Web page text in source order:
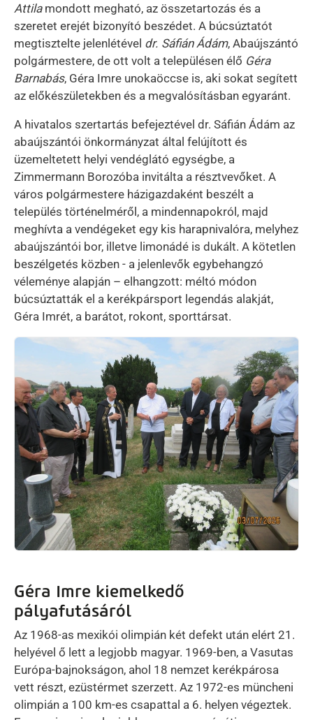
Attilamondott megható, az összetartozás és a
szeretet erejét bizonyító beszédet. A búcsúztatót
megtisztelte jelenlétével dr. Sáfián Ádám, Abaújszántó
polgármestere, de ott volt a településen élő Géra
Barnabás, Géra Imre unokaöccse is, aki sokat segített
az előkészületekben és a megvalósításban egyaránt.
A hivatalos szertartás befejeztével dr. Sáfián Ádám az
abaújszántói önkormányzat által felújított és
üzemeltetett helyi vendéglátó egységbe, a
Zimmermann Borozóba invitálta a résztvevőket. A
város polgármestere házigazdaként beszélt a
település történelméről, a mindennapokról, majd
meghívta a vendégeket egy kis harapnivalóra, melyhez
abaújszántói bor, illetve limonádé is dukált. A kötetlen
beszélgetés közben - a jelenlevők egybehangzó
véleménye alapján – elhangzott: méltó módon
búcsúztatták el a kerékpársport legendás alakját,
Géra Imrét, a barátot, rokont, sporttársat.
Kép
Géra Imre kiemelkedő
pályafutásáról
Az 1968-as mexikói olimpián két defekt után elért 21.
helyével ő lett a legjobb magyar. 1969-ben, a Vasutas
Európa-bajnokságon, ahol 18 nemzet kerékpárosa
vett részt, ezüstérmet szerzett. Az 1972-es müncheni
olimpián a 100 km-es csapattal a 6. helyen végeztek.